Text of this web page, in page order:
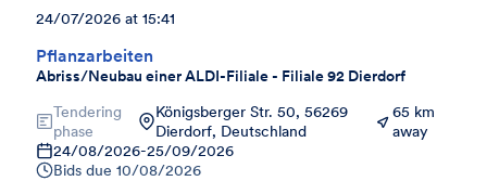
Pflanzarbeiten
Abriss/Neubau einer ALDI-Filiale - Filiale 92 Dierdorf
24/07/2026 at 15:41
Tendering
phase
Königsberger Str. 50, 56269
Dierdorf, Deutschland
65 km
away
24/08/2026-25/09/2026
Bids due 10/08/2026